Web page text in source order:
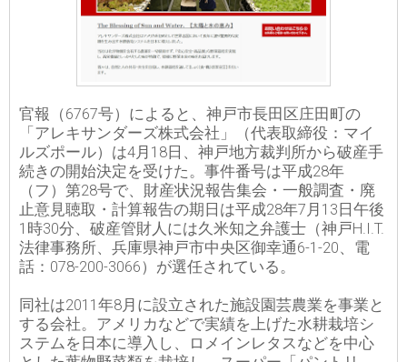
官報（6767号）によると、神戸市長田区庄田町の
「アレキサンダーズ株式会社」（代表取締役：マイ
ルズポール）は4月18日、神戸地方裁判所から破産手
続きの開始決定を受けた。事件番号は平成28年
（フ）第28号で、財産状況報告集会・一般調査・廃
止意見聴取・計算報告の期日は平成28年7月13日午後
1時30分、破産管財人には久米知之弁護士（神戸H.I.T.
法律事務所、兵庫県神戸市中央区御幸通6-1-20、電
話：078-200-3066）が選任されている。
同社は2011年8月に設立された施設園芸農業を事業と
する会社。アメリカなどで実績を上げた水耕栽培シ
ステムを日本に導入し、ロメインレタスなどを中心